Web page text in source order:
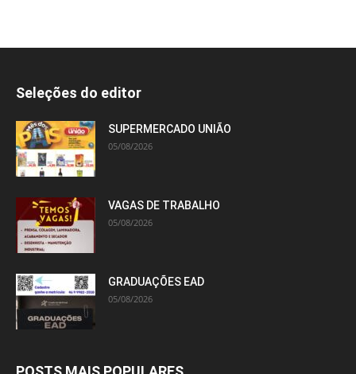
Seleções do editor
SUPERMERCADO UNIÃO
05/08/2026
VAGAS DE TRABALHO
05/08/2026
GRADUAÇÕES EAD
05/08/2026